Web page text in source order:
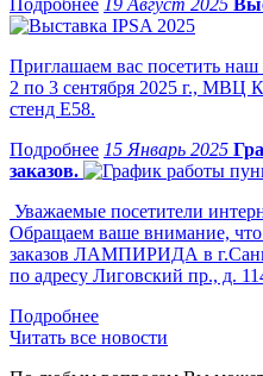
19 Август 2025
Приглашаем вас посетить наш
2 по 3 сентября 2025 г., МВЦ
стенд Е58.
15 Январь 2025
заказов.
Уважаемые посетители
Обращаем ваше внимание,
заказов ЛАМПИРИДА в
по адресу Лиговский пр., д.
Читать все новости